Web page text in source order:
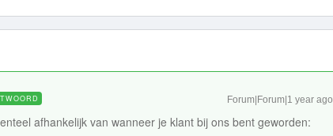
Forum|Forum|1 year ago
afhankelijk van wanneer je klant bij ons bent geworden: